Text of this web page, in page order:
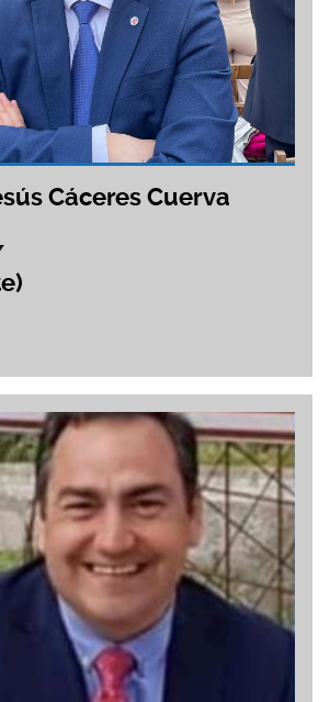
Cáceres Cuerva